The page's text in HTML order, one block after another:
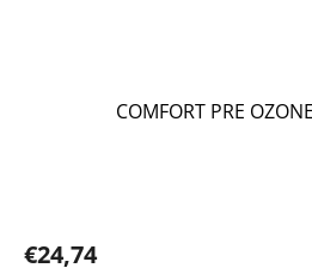
COMFORT PRE
€24,74